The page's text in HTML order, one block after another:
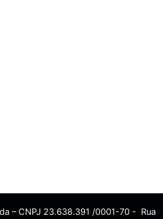
– CNPJ 23.638.391 /0001-70 - Rua